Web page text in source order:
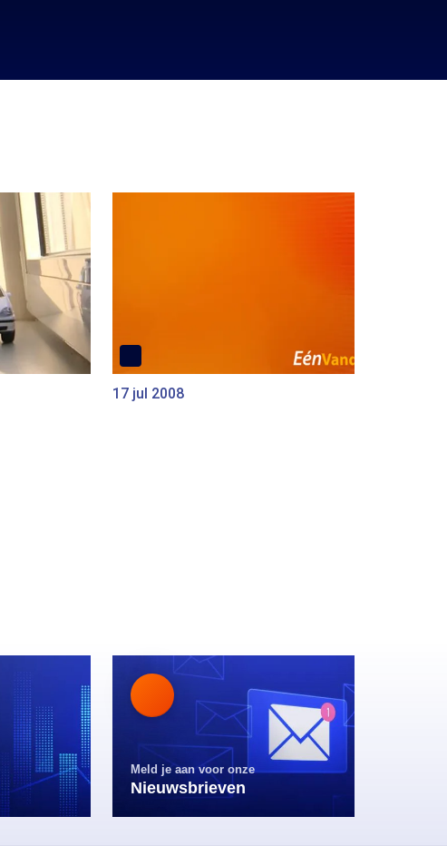
17 jul 2008
Meld je aan voor onze
Nieuwsbrieven